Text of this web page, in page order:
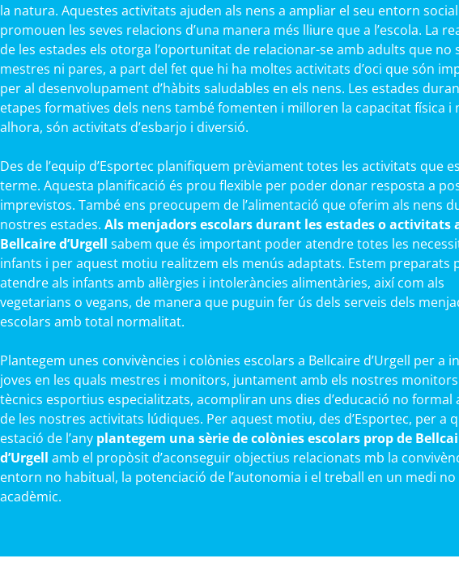
la natura. Aquestes activitats ajuden als nens a ampliar el seu entorn
promouen les seves relacions d’una manera més lliure que a l’escola. La
de les estades els otorga l’oportunitat de relacionar-se amb adults que no
mestres ni pares, a part del fet que hi ha moltes activitats d’oci que són
per al desenvolupament d’hàbits saludables en els nens. Les estades
etapes formatives dels nens també fomenten i milloren la capacitat física i
alhora, són activitats d’esbarjo i diversió.
Des de l’equip d’Esportec planifiquem prèviament totes les activitats que
terme. Aquesta planificació és prou flexible per poder donar resposta a
imprevistos. També ens preocupem de l’alimentació que oferim als nens
nostres estades. Als menjadors escolars durant les estades o activitats
Bellcaire d’Urgell sabem que és important poder atendre totes les
infants i per aquest motiu realitzem els menús adaptats. Estem preparats
atendre als infants amb al·lèrgies i intoleràncies alimentàries, així com als
vegetarians o vegans, de manera que puguin fer ús dels serveis dels
escolars amb total normalitat.
Plantegem unes convivències i colònies escolars a Bellcaire d’Urgell per a
joves en les quals mestres i monitors, juntament amb els nostres
tècnics esportius especialitzats, acompliran uns dies d’educació no formal
de les nostres activitats lúdiques. Per aquest motiu, des d’Esportec, per a
estació de l’any plantegem una sèrie de colònies escolars prop de
d’Urgell amb el propòsit d’aconseguir objectius relacionats mb la
entorn no habitual, la potenciació de l’autonomia i el treball en un medi no
acadèmic.